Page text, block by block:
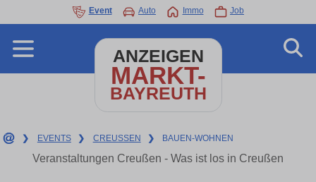
Event Auto Immo Job
ANZEIGEN
MARKT-
BAYREUTH
❯ EVENTS ❯ CREUSSEN ❯ BAUEN-WOHNEN
Veranstaltungen Creußen - Was ist los in Creußen